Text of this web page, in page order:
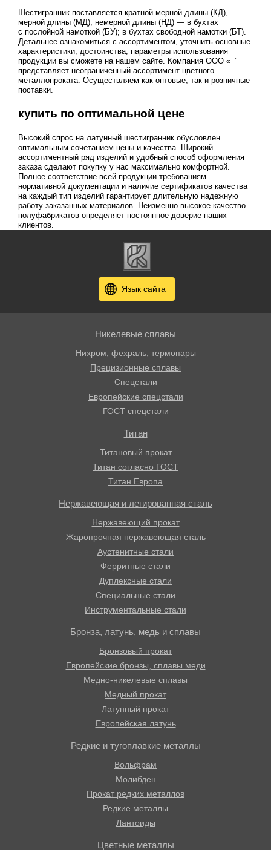
Шестигранник поставляется кратной мерной длины (КД),
мерной длины (МД), немерной длины (НД) — в бухтах
с послойной намоткой (БУ); в бухтах свободной намотки (БТ).
Детальнее ознакомиться с ассортиментом, уточнить основные
характеристики, достоинства, параметры использования
продукции вы сможете на нашем сайте. Компания ООО «_"
представляет неограниченный ассортимент цветного
металлопроката. Осуществляем как оптовые, так и розничные
поставки.
купить по оптимальной цене
Высокий спрос на латунный шестигранник обусловлен
оптимальным сочетанием цены и качества. Широкий
ассортиментный ряд изделий и удобный способ оформления
заказа сделают покупку у нас максимально комфортной.
Полное соответствие всей продукции требованиям
нормативной документации и наличие сертификатов качества
на каждый тип изделий гарантирует длительную надежную
работу заказанных материалов. Неизменно высокое качество
полуфабрикатов определяет постоянное доверие наших
клиентов.
Язык сайта
Никелевые сплавы
Нихром, фехраль, термопары
Прецизионные сплавы
Спецстали
Европейские спецстали
ГОСТ спецстали
Титан
Титановый прокат
Титан согласно ГОСТ
Титан Европа
Нержавеющая и легированная сталь
Нержавеющий прокат
Жаропрочная нержавеющая сталь
Аустенитные стали
Ферритные стали
Дуплексные стали
Специальные стали
Инструментальные стали
Бронза, латунь, медь и сплавы
Бронзовый прокат
Европейские бронзы, сплавы меди
Медно-никелевые сплавы
Медный прокат
Латунный прокат
Европейская латунь
Редкие и тугоплавкие металлы
Вольфрам
Молибден
Прокат редких металлов
Редкие металлы
Лантоиды
Цветные металлы